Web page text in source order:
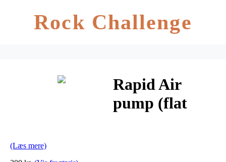
Rock Challenge
Rapid Air
pump (flat
(Læs mere)